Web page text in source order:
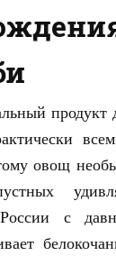
продукт
овощ
с